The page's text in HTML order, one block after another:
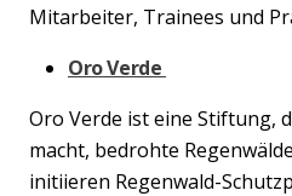
Mitarbeiter, Trainees und
Oro Verde
Oro Verde ist eine Stiftung,
macht, bedrohte
initiieren Regenwald-